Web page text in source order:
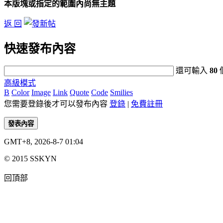
本版塊或指定的範圍內尚無主題
返 回
快速發布內容
還可輸入80
高級模式
B Color Image Link Quote Code Smilies
您需要登錄後才可以發布內容 登錄 | 免費註冊
發表內容
GMT+8, 2026-8-7 01:04
© 2015 SSKYN
回頂部